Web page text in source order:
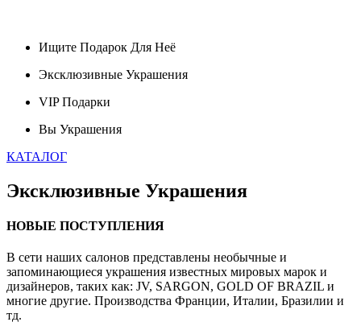
Ищите Подарок Для Неё
Эксклюзивные Украшения
VIPПодарки
Вы Украшения
КАТАЛОГ
Эксклюзивные Украшения
НОВЫЕ ПОСТУПЛЕНИЯ
В сети наших салонов представлены необычные и
запоминающиеся украшения известных мировых марок и
дизайнеров, таких как: JV, SARGON, GOLD OF BRAZIL и
многие другие. Производства Франции, Италии, Бразилии и
тд.